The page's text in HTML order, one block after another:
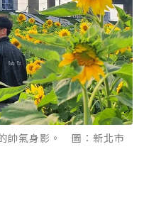
帥氣身影。 圖：新北市